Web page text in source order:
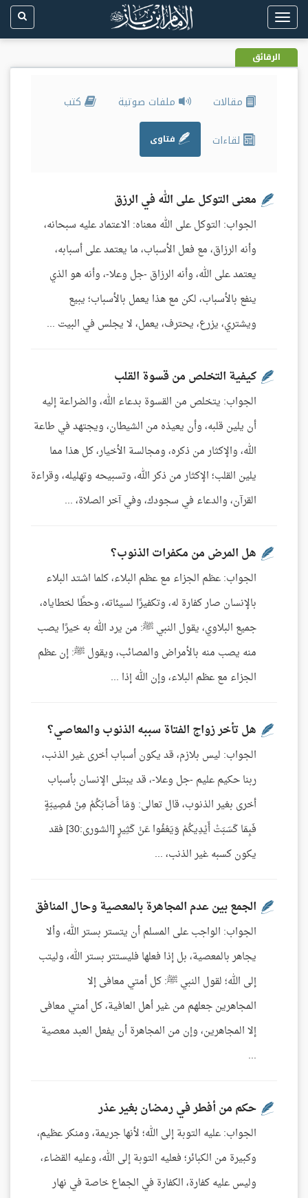
Toggle
navigation
الرقائق
مقالات ملفات صوتية كتب
لقاءات فتاوى
معنى التوكل على الله في الرزق
الجواب: التوكل على الله معناه: الاعتماد عليه سبحانه،
وأنه الرزاق، مع فعل الأسباب، ما يعتمد على أسبابه،
يعتمد على الله، وأنه الرزاق -جل وعلا-، وأنه هو الذي
ينفع بالأسباب، لكن مع هذا يعمل بالأسباب؛ يبيع
ويشتري، يزرع، يحترف، يعمل، لا يجلس في البيت ...
كيفية التخلص من قسوة القلب
الجواب: يتخلص من القسوة بدعاء الله، والضراعة إليه
أن يلين قلبه، وأن يعيذه من الشيطان، ويجتهد في طاعة
الله، والإكثار من ذكره، ومجالسة الأخيار، كل هذا مما
يلين القلب؛ الإكثار من ذكر الله، وتسبيحه وتهليله، وقراءة
القرآن، والدعاء في سجودك، وفي آخر الصلاة، ...
هل المرض من مكفرات الذنوب؟
الجواب: عظم الجزاء مع عظم البلاء، كلما اشتد البلاء
بالإنسان صار كفارة له، وتكفيرًا لسيئاته، وحطًا لخطاياه،
جميع البلاوي، يقول النبي ﷺ: من يرد الله به خيرًا يصب
منه يصب منه بالأمراض والمصائب، ويقول ﷺ: إن عظم
الجزاء مع عظم البلاء، وإن الله إذا ...
هل تأخر زواج الفتاة سببه الذنوب والمعاصي؟
الجواب: ليس بلازم، قد يكون أسباب أخرى غير الذنب،
ربنا حكيم عليم -جل وعلا-، قد يبتلى الإنسان بأسباب
أخرى بغير الذنوب، قال تعالى: وَمَا أَصَابَكُمْ مِنْ مُصِيبَةٍ
فَبِمَا كَسَبَتْ أَيْدِيكُمْ وَيَعْفُوا عَنْ كَثِيرٍ [الشورى:30] فقد
يكون كسبه غير الذنب، ...
الجمع بين عدم المجاهرة بالمعصية وحال المنافق
الجواب: الواجب على المسلم أن يتستر بستر الله، وألا
يجاهر بالمعصية، بل إذا فعلها فليستتر بستر الله، وليتب
إلى الله؛ لقول النبي ﷺ: كل أمتي معافى إلا
المجاهرين جعلهم من غير أهل العافية، كل أمتي معافى
إلا المجاهرين، وإن من المجاهرة أن يفعل العبد معصية
...
حكم من أفطر في رمضان بغير عذر
الجواب: عليه التوبة إلى الله؛ لأنها جريمة، ومنكر عظيم،
وكبيرة من الكبائر؛ فعليه التوبة إلى الله، وعليه القضاء،
وليس عليه كفارة، الكفارة في الجماع خاصة في نهار